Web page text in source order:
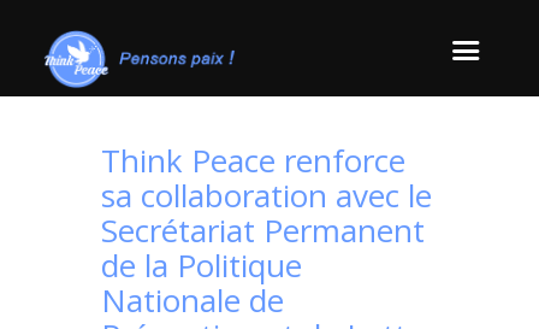
Think Peace renforce
sa collaboration avec le
Secrétariat Permanent
de la Politique
Nationale de